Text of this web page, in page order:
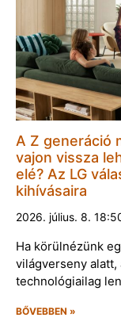
A Z generáció
vajon vissza
elé? Az LG
kihívásaira
2026. július. 8.
Ha körülnézünk
világverseny alatt,
technológiailag
BŐVEBBEN »